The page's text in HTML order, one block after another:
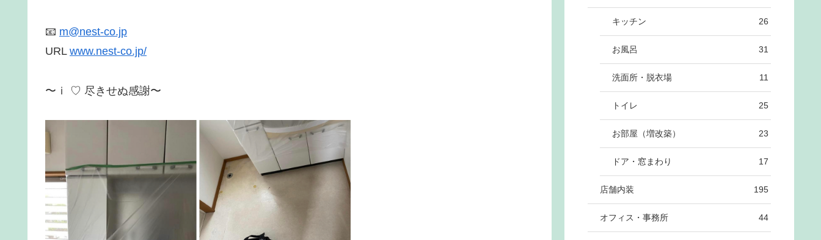
📧 m@nest-co.jp
URL www.nest-co.jp/
〜ｉ ♡ 尽きせぬ感謝〜
キッチン 26
お風呂 31
洗面所・脱衣場 11
トイレ 25
お部屋（増改築） 23
ドア・窓まわり 17
店舗内装 195
オフィス・事務所 44